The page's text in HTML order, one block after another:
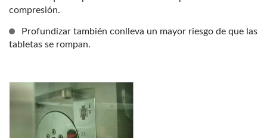
compresión.
Profundizar también conlleva un mayor riesgo de que las
tabletas se rompan.